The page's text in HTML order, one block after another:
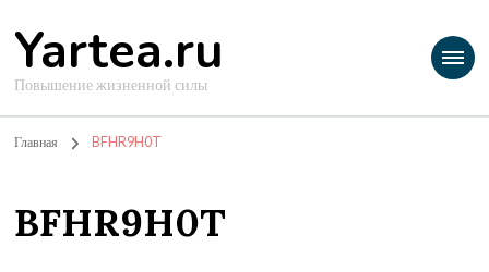
Yartea.ru
Повышение жизненной силы
Главная BFHR9H0T
BFHR9H0T